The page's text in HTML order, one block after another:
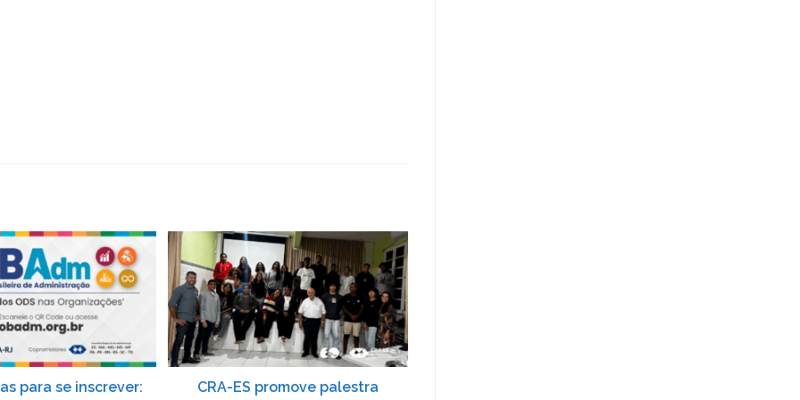
para se inscrever:
CRA-ES promove palestra